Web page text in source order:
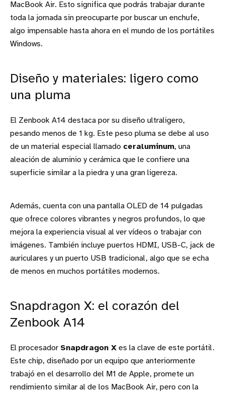
MacBook Air. Esto significa que podrás trabajar durante
toda la jornada sin preocuparte por buscar un enchufe,
algo impensable hasta ahora en el mundo de los portátiles
Windows.
Diseño y materiales: ligero como
una pluma
El Zenbook A14 destaca por su diseño ultraligero,
pesando menos de 1 kg. Este peso pluma se debe al uso
de un material especial llamado ceraluminum, una
aleación de aluminio y cerámica que le confiere una
superficie similar a la piedra y una gran ligereza.
Además, cuenta con una pantalla OLED de 14 pulgadas
que ofrece colores vibrantes y negros profundos, lo que
mejora la experiencia visual al ver vídeos o trabajar con
imágenes. También incluye puertos HDMI, USB-C, jack de
auriculares y un puerto USB tradicional, algo que se echa
de menos en muchos portátiles modernos.
Snapdragon X: el corazón del
Zenbook A14
El procesador Snapdragon X es la clave de este portátil.
Este chip, diseñado por un equipo que anteriormente
trabajó en el desarrollo del M1 de Apple, promete un
rendimiento similar al de los MacBook Air, pero con la